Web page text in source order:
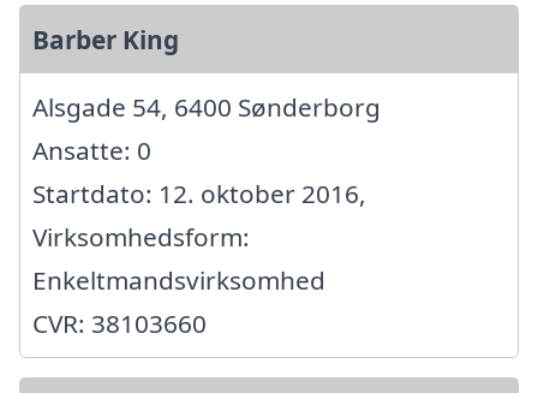
Barber King
Alsgade 54, 6400 Sønderborg
Ansatte: 0
Startdato: 12. oktober 2016,
Virksomhedsform:
Enkeltmandsvirksomhed
CVR: 38103660